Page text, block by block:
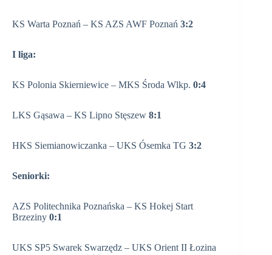
KS Warta Poznań – KS AZS AWF Poznań 3:2
I liga:
KS Polonia Skierniewice – MKS Środa Wlkp. 0:4
LKS Gąsawa – KS Lipno Stęszew 8:1
HKS Siemianowiczanka – UKS Ósemka TG 3:2
Seniorki:
AZS Politechnika Poznańska – KS Hokej Start
Brzeziny 0:1
UKS SP5 Swarek Swarzędz – UKS Orient II Łozina